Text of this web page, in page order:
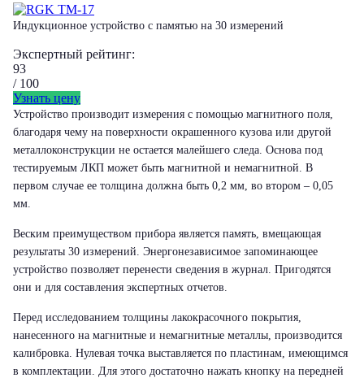
Индукционное устройство с памятью на 30 измерений
Экспертный рейтинг:
93
/ 100
Узнать цену
Устройство производит измерения с помощью магнитного поля,
благодаря чему на поверхности окрашенного кузова или другой
металлоконструкции не остается малейшего следа. Основа под
тестируемым ЛКП может быть магнитной и немагнитной. В
первом случае ее толщина должна быть 0,2 мм, во втором – 0,05
мм.
Веским преимуществом прибора является память, вмещающая
результаты 30 измерений. Энергонезависимое запоминающее
устройство позволяет перенести сведения в журнал. Пригодятся
они и для составления экспертных отчетов.
Перед исследованием толщины лакокрасочного покрытия,
нанесенного на магнитные и немагнитные металлы, производится
калибровка. Нулевая точка выставляется по пластинам, имеющимся
в комплектации. Для этого достаточно нажать кнопку на передней